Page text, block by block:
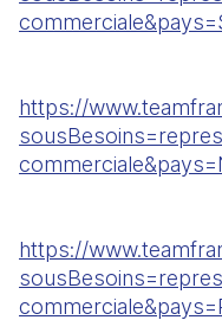
https://
https://